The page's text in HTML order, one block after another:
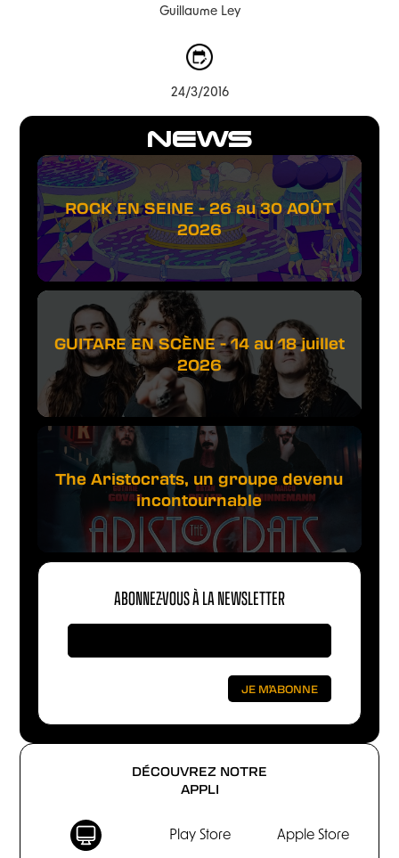
DÉCOUVREZ NOTRE
APPLI
Play Store Apple Store
NEWS
ROCK EN SEINE - 26 au 30 AOÛT
2026
GUITARE EN SCÈNE - 14 au 18 juillet
2026
The Aristocrats, un groupe devenu
incontournable
ABONNEZ-VOUS À LA NEWSLETTER
Guillaume Ley
24/3/2016